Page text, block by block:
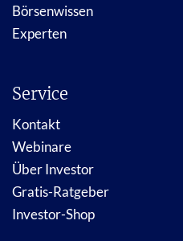
Börsenwissen
Experten
Service
Kontakt
Webinare
Über Investor
Gratis-Ratgeber
Investor-Shop